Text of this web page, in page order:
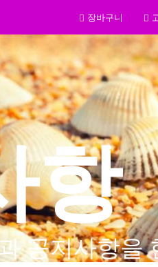
장바구니
항
공지사항을